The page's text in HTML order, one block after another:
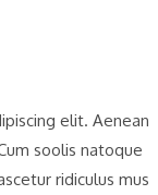
elit. Aenean
soolis natoque
ridiculus mus